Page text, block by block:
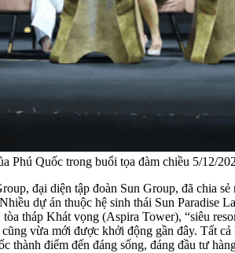
Phú Quốc trong buổi tọa đàm chiều 5/12/
đại diện tập đoàn Sun Group, đã chia
dự án thuộc hệ sinh thái Sun Paradise
tháp Khát vọng (Aspira Tower), “siêu
vừa mới được khởi động gần đây. Tất
thành điểm đến đáng sống, đáng đầu tư